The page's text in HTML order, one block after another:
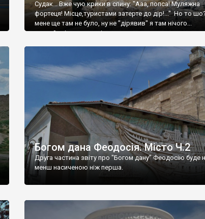
Судак... Вже чую крики в спину: "Ааа, попса! Муляжна
фортеця! Місце,туристами затерте до дір!..." Но то
мене ще там не було, ну не "дірявив" я там нічого...
принаймні до цього літа.
Богом дана Феодосія. Місто Ч.2
Друга частина звіту про "Богом дану" Феодосію буде
менш насиченою ніж перша.